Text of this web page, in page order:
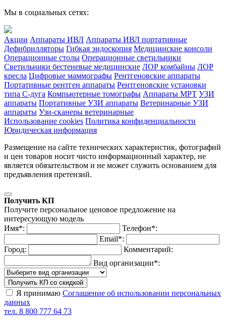
Мы в социальных сетях:
Акции Аппараты ИВЛ Аппараты ИВЛ портативные
Дефибрилляторы Гибкая эндоскопия Медицинские консоли
Операционные столы Операционные светильники
Светильники бестеневые медицинские ЛОР комбайны ЛОР
кресла Цифровые маммографы Рентгеновские аппараты
Портативные рентген аппараты Рентгеновские установки
типа С-дуга Компьютерные томографы Аппараты МРТ УЗИ
аппараты Портативные УЗИ аппараты Ветеринарные УЗИ
аппараты Узи-сканеры ветеринарные
Использование cookies Политика конфиденциальности
Юридическая информация
Размещение на сайте технических характеристик, фотографий
и цен товаров носит чисто информационный характер, не
является обязательством и не может служить основанием для
предъявления претензий.
Получить КП
Получите персональное ценовое предложение на
интересующую модель
Имя*:
Телефон*:
Email*:
Город:
Комментарий:
Вид организации*:
Получить КП со скидкой
Я принимаю Соглашение об использовании персональных
данных
тел. 8 800 777 64 73